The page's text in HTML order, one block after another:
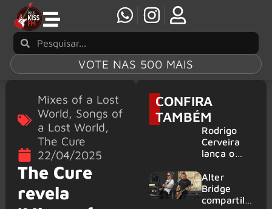
VOTE NAS 500 MAIS
Mixes of a Lost
World, Songs of
a Lost World,
The Cure
22/04/2025
The Cure
revela
CONFIRA
TAMBÉM
Rodrigo
Cerveira
lança o
Searcher”
Alter
Bridge
compartilh